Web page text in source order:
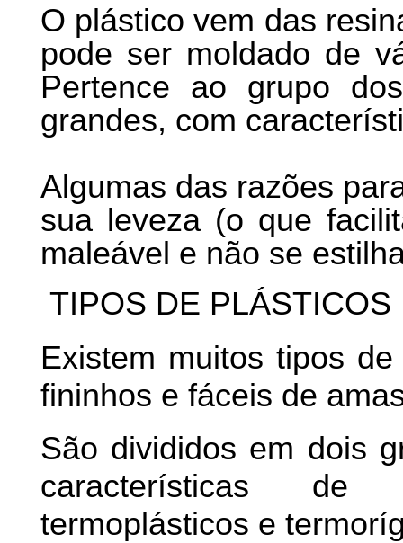
O plástico vem das
pode ser moldado de
Pertence ao grupo
grandes, com
Algumas das razões
sua leveza (o que
maleável e não se
TIPOS DE PLÁSTICOS
Existem muitos tipos
fininhos e fáceis de
São divididos em dois
características de
termoplásticos e